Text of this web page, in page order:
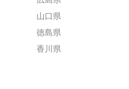
山口県
徳島県
香川県